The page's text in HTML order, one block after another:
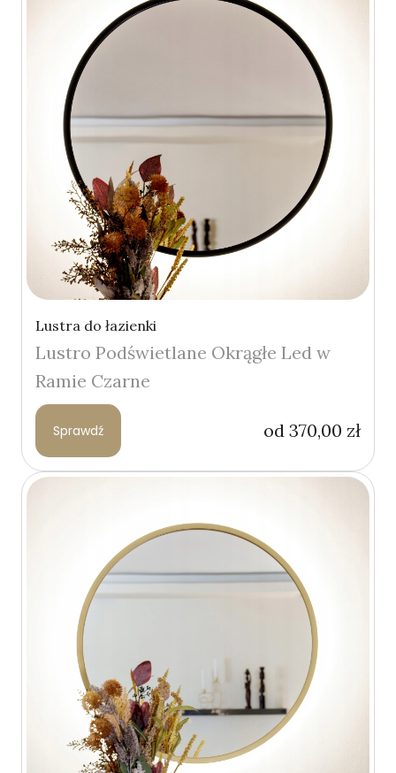
Lustra do łazienki
Lustro Podświetlane Okrągłe Led w
Ramie Czarne
Sprawdź od 370,00 zł